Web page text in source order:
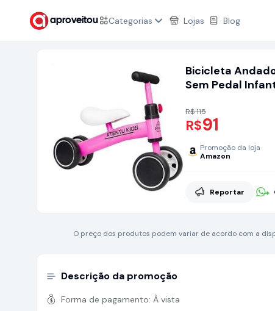
aproveitou Categorias Lojas Blog
Bicicleta‎‎
Sem‎‎ Pedal‎‎
R$ 115
R$91
Promoção da loja
Amazon
Reportar
O preço dos produtos podem variar de acordo com a
Descrição da promoção
Forma de pagamento: À vista